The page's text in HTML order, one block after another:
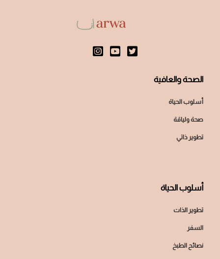
الصحة والعافية
أسلوب الحياة
صحة ولياقة
تطوير ذاتي
أسلوب الحياة
تطوير الذات
السفر
نصائح الطبخ